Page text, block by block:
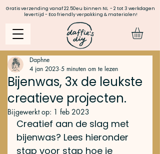
Gratis verzending vanaf 22.50eu binnen NL - 2 tot 3 werkdagen
levertijd - Eco friendly verpakking & materialen!
Bijenwas, 3x de leukste
creatieve projecten.
Daphne
4 jan 2023 5 minuten om te lezen
Bijgewerkt op: 1 feb 2023
Creatief aan de slag met
bijenwas? Lees hieronder
stap voor stap hoe je